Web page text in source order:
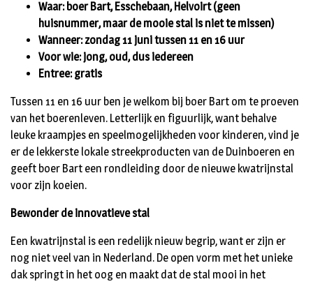
Waar: boer Bart, Esschebaan, Helvoirt (geen
huisnummer, maar de mooie stal is niet te missen)
Wanneer: zondag 11 juni tussen 11 en 16 uur
Voor wie: jong, oud, dus iedereen
Entree: gratis
Tussen 11 en 16 uur ben je welkom bij boer Bart om te proeven
van het boerenleven. Letterlijk en figuurlijk, want behalve
leuke kraampjes en speelmogelijkheden voor kinderen, vind je
er de lekkerste lokale streekproducten van de Duinboeren en
geeft boer Bart een rondleiding door de nieuwe kwatrijnstal
voor zijn koeien.
Bewonder de innovatieve stal
Een kwatrijnstal is een redelijk nieuw begrip, want er zijn er
nog niet veel van in Nederland. De open vorm met het unieke
dak springt in het oog en maakt dat de stal mooi in het